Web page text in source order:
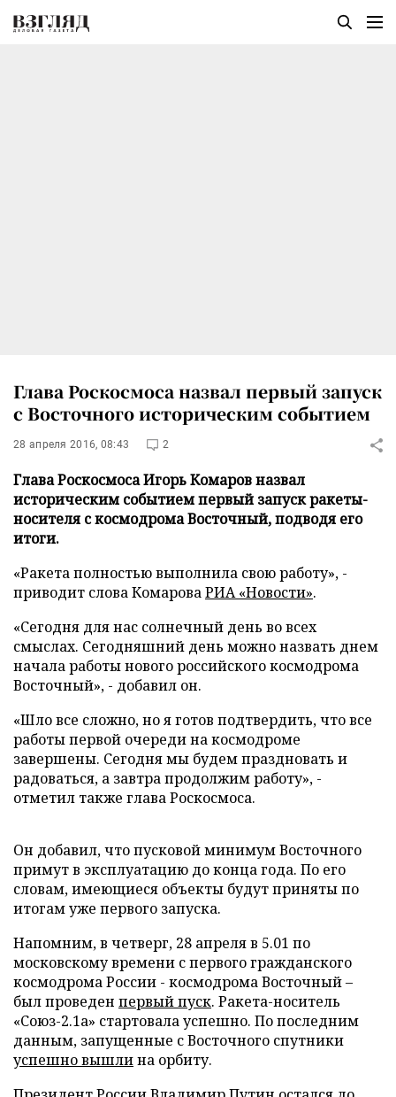
Глава Роскосмоса назвал первый запуск
с Восточного историческим событием
28 апреля 2016, 08:43 2
Глава Роскосмоса Игорь Комаров назвал
историческим событием первый запуск ракеты-
носителя с космодрома Восточный, подводя его
итоги.
«Ракета полностью выполнила свою работу», -
приводит слова КомароваРИА «Новости».
«Сегодня для нас солнечный день во всех
смыслах. Сегодняшний день можно назвать днем
начала работы нового российского космодрома
Восточный», - добавил он.
«Шло все сложно, но я готов подтвердить, что все
работы первой очереди на космодроме
завершены. Сегодня мы будем праздновать и
радоваться, а завтра продолжим работу», -
отметил также глава Роскосмоса.
Он добавил, что пусковой минимум Восточного
примут в эксплуатацию до конца года. По его
словам, имеющиеся объекты будут приняты по
итогам уже первого запуска.
Напомним, в четверг, 28 апреля в 5.01 по
московскому времени с первого гражданского
космодрома России - космодрома Восточный –
был проведен первый пуск. Ракета-носитель
«Союз-2.1а» стартовала успешно. По последним
данным, запущенные с Восточного спутники
успешно вышлина орбиту.